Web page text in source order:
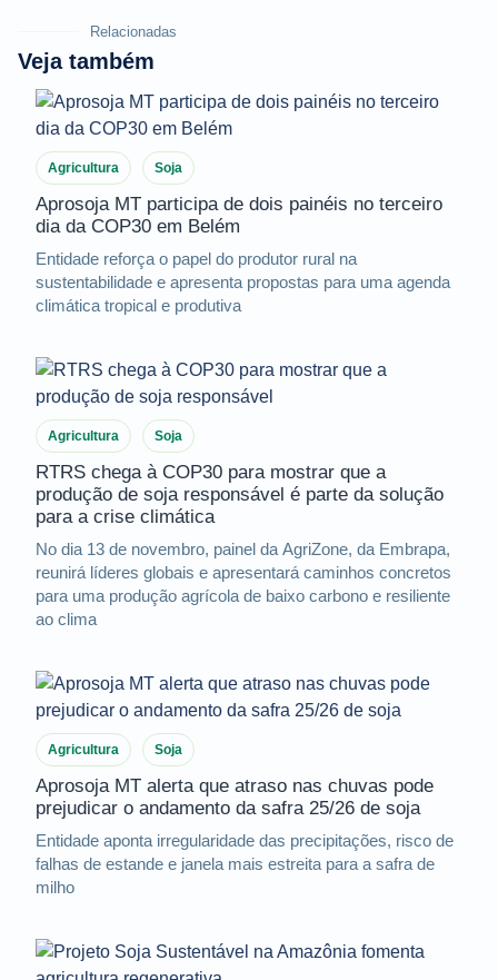
Relacionadas
Veja também
Agricultura Soja
Aprosoja MT participa de dois painéis no terceiro
dia da COP30 em Belém
Entidade reforça o papel do produtor rural na
sustentabilidade e apresenta propostas para uma agenda
climática tropical e produtiva
Agricultura Soja
RTRS chega à COP30 para mostrar que a
produção de soja responsável é parte da solução
para a crise climática
No dia 13 de novembro, painel da AgriZone, da Embrapa,
reunirá líderes globais e apresentará caminhos concretos
para uma produção agrícola de baixo carbono e resiliente
ao clima
Agricultura Soja
Aprosoja MT alerta que atraso nas chuvas pode
prejudicar o andamento da safra 25/26 de soja
Entidade aponta irregularidade das precipitações, risco de
falhas de estande e janela mais estreita para a safra de
milho